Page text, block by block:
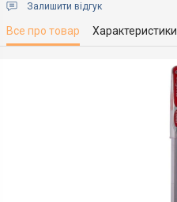
Залишити відгук
Все про товар Характеристики